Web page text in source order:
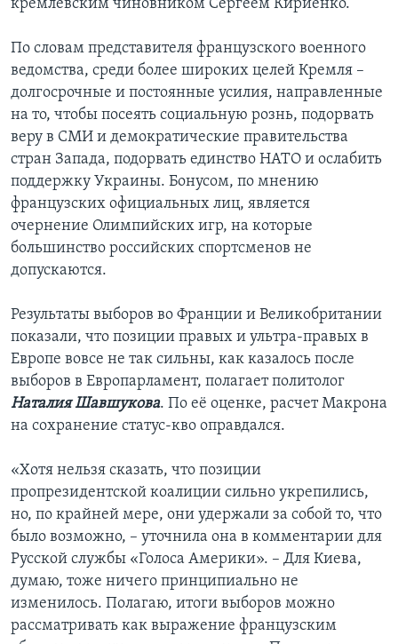
кремлевским чиновником Сергеем Кириенко.
По словам представителя французского военного
ведомства, среди более широких целей Кремля –
долгосрочные и постоянные усилия, направленные
на то, чтобы посеять социальную рознь, подорвать
веру в СМИ и демократические правительства
стран Запада, подорвать единство НАТО и ослабить
поддержку Украины. Бонусом, по мнению
французских официальных лиц, является
очернение Олимпийских игр, на которые
большинство российских спортсменов не
допускаются.
Результаты выборов во Франции и Великобритании
показали, что позиции правых и ультра-правых в
Европе вовсе не так сильны, как казалось после
выборов в Европарламент, полагает политолог
Наталия Шавшукова. По её оценке, расчет Макрона
на сохранение статус-кво оправдался.
«Хотя нельзя сказать, что позиции
пропрезидентской коалиции сильно укрепились,
но, по крайней мере, они удержали за собой то, что
было возможно, – уточнила она в комментарии для
Русской службы «Голоса Америки». – Для Киева,
думаю, тоже ничего принципиально не
изменилось. Полагаю, итоги выборов можно
рассматривать как выражение французским